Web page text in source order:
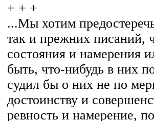
+ + +
...Мы хотим
так и прежних писаний,
состояния и намерения
быть, что-нибудь в них
судил бы о них не по
достоинству и
ревность и намерение,